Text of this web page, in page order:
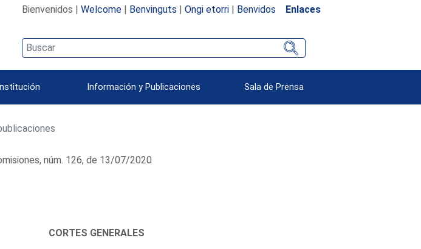
Bienvenidos | Welcome| Benvinguts | Ongi etorri| Benvidos Enlaces
Información y Publicaciones Sala de Prensa
núm. 126, de 13/07/2020
CORTES GENERALES